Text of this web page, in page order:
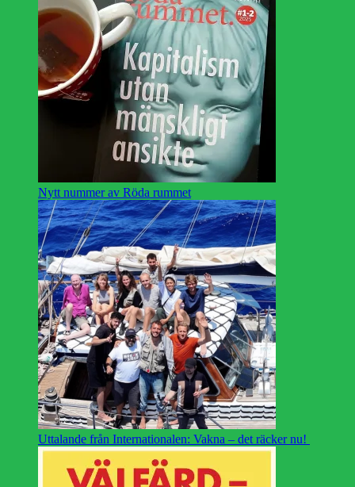
Nytt nummer av Röda rummet
Uttalande från Internationalen: Vakna – det räcker nu!